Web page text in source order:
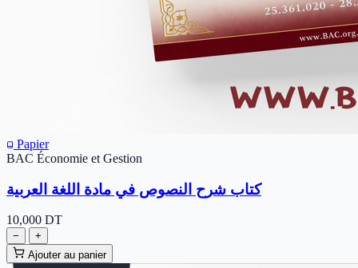
Papier
BAC Économie et Gestion
كتاب شرح النصوص في مادة اللغة العربية
10,000 DT
−
+
Ajouter au panier